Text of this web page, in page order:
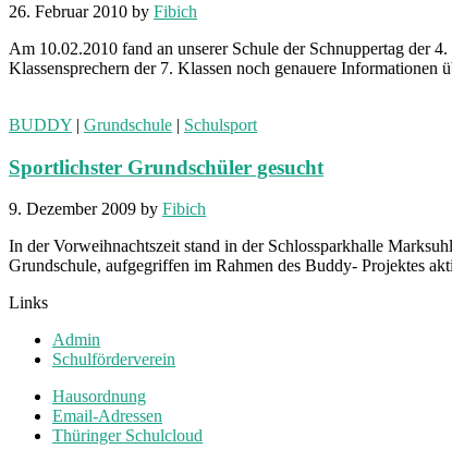
26. Februar 2010 by Fibich
Am 10.02.2010 fand an unserer Schule der Schnuppertag der
Klassensprechern der 7. Klassen noch genauere
BUDDY | Grundschule | Schulsport
Sportlichster Grundschüler gesucht
9. Dezember 2009 by Fibich
In der Vorweihnachtszeit stand in der Schlossparkhalle
Grundschule, aufgegriffen im Rahmen des Buddy- Projektes
Links
Admin
Schulförderverein
Hausordnung
Email-Adressen
Thüringer Schulcloud